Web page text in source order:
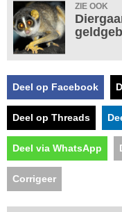
ZIE OOK
Deel op Facebook
Deel op Threads
Deel via WhatsApp
Corrigeer